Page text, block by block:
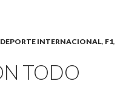
DEPORTE INTERNACIONAL, F1,
TODO